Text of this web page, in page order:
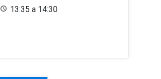
13:35 a 14:30